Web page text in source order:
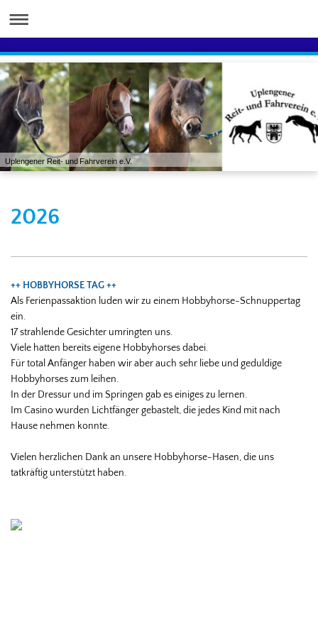
Uplengener Reit- und Fahrverein e.V.
2026
++ HOBBYHORSE TAG ++
Als Ferienpassaktion luden wir zu einem Hobbyhorse-Schnuppertag
ein.
17 strahlende Gesichter umringten uns.
Viele hatten bereits eigene Hobbyhorses dabei.
Für total Anfänger haben wir aber auch sehr liebe und geduldige
Hobbyhorses zum leihen.
In der Dressur und im Springen gab es einiges zu lernen.
Im Casino wurden Lichtfänger gebastelt, die jedes Kind mit nach
Hause nehmen konnte.
Vielen herzlichen Dank an unsere Hobbyhorse-Hasen, die uns
tatkräftig unterstützt haben.